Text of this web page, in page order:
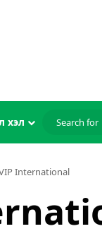
хэл
International